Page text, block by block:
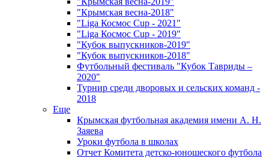
"Крымская весна-2018"
"Liga Космос Cup - 2021"
"Liga Космос Cup - 2019"
"Кубок выпускников-2019"
"Кубок выпускников-2018"
Футбольный фестиваль "Кубок Тавриды –
2020"
Турнир среди дворовых и сельских команд -
2018
Еще
Крымская футбольная академия имени А. Н.
Заяева
Уроки футбола в школах
Отчет Комитета детско-юношеского футбола